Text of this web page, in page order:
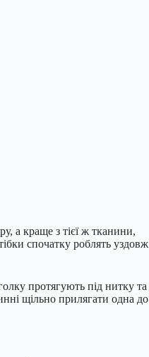
а краще з тієї ж тканини,
спочатку роблять уздовж
протягують під нитку та
щільно прилягати одна до